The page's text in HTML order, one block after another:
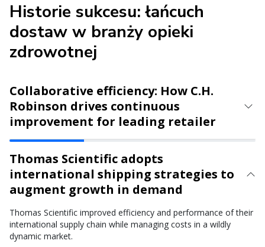
Historie sukcesu: łańcuch
dostaw w branży opieki
zdrowotnej
Collaborative efficiency: How C.H.
Robinson drives continuous
improvement for leading retailer
Thomas Scientific adopts
international shipping strategies to
augment growth in demand
Thomas Scientific improved efficiency and performance of their
international supply chain while managing costs in a wildly
dynamic market.